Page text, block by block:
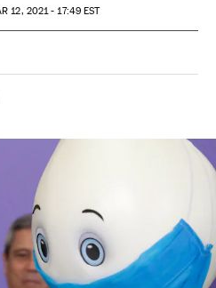
12, 2021 - 17:49EST
Sociales